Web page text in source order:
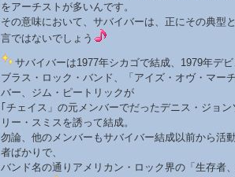
をアーチストが多いんです。
その意味において、サバイバーは、正にその典型
言ではないでしょう
サバイバーは1977年シカゴで結成、1979年デビ
ブラス・ロック・バンド、「アイズ・オヴ・マー
バー、ジム・ピートリックが
｢チェイス」の元メンバーでだったデニス・ジョン
リー・スミスを誘って結成。
勿論、他のメンバーもサバイバー結成以前から活
者ばかりで、
バンド名の通りアメリカン・ロック界の「生存者、